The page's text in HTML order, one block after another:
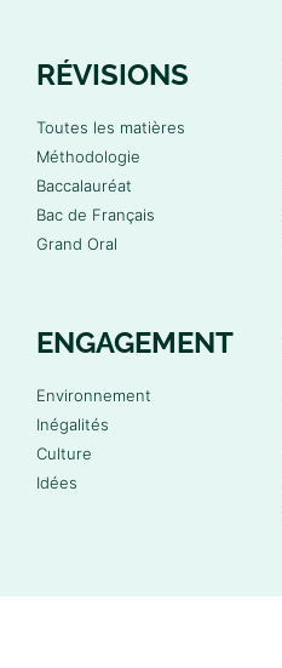
RÉVISIONS
Toutes les matières
Méthodologie
Baccalauréat
Bac de Français
Grand Oral
ENGAGEMENT
Environnement
Inégalités
Culture
Idées